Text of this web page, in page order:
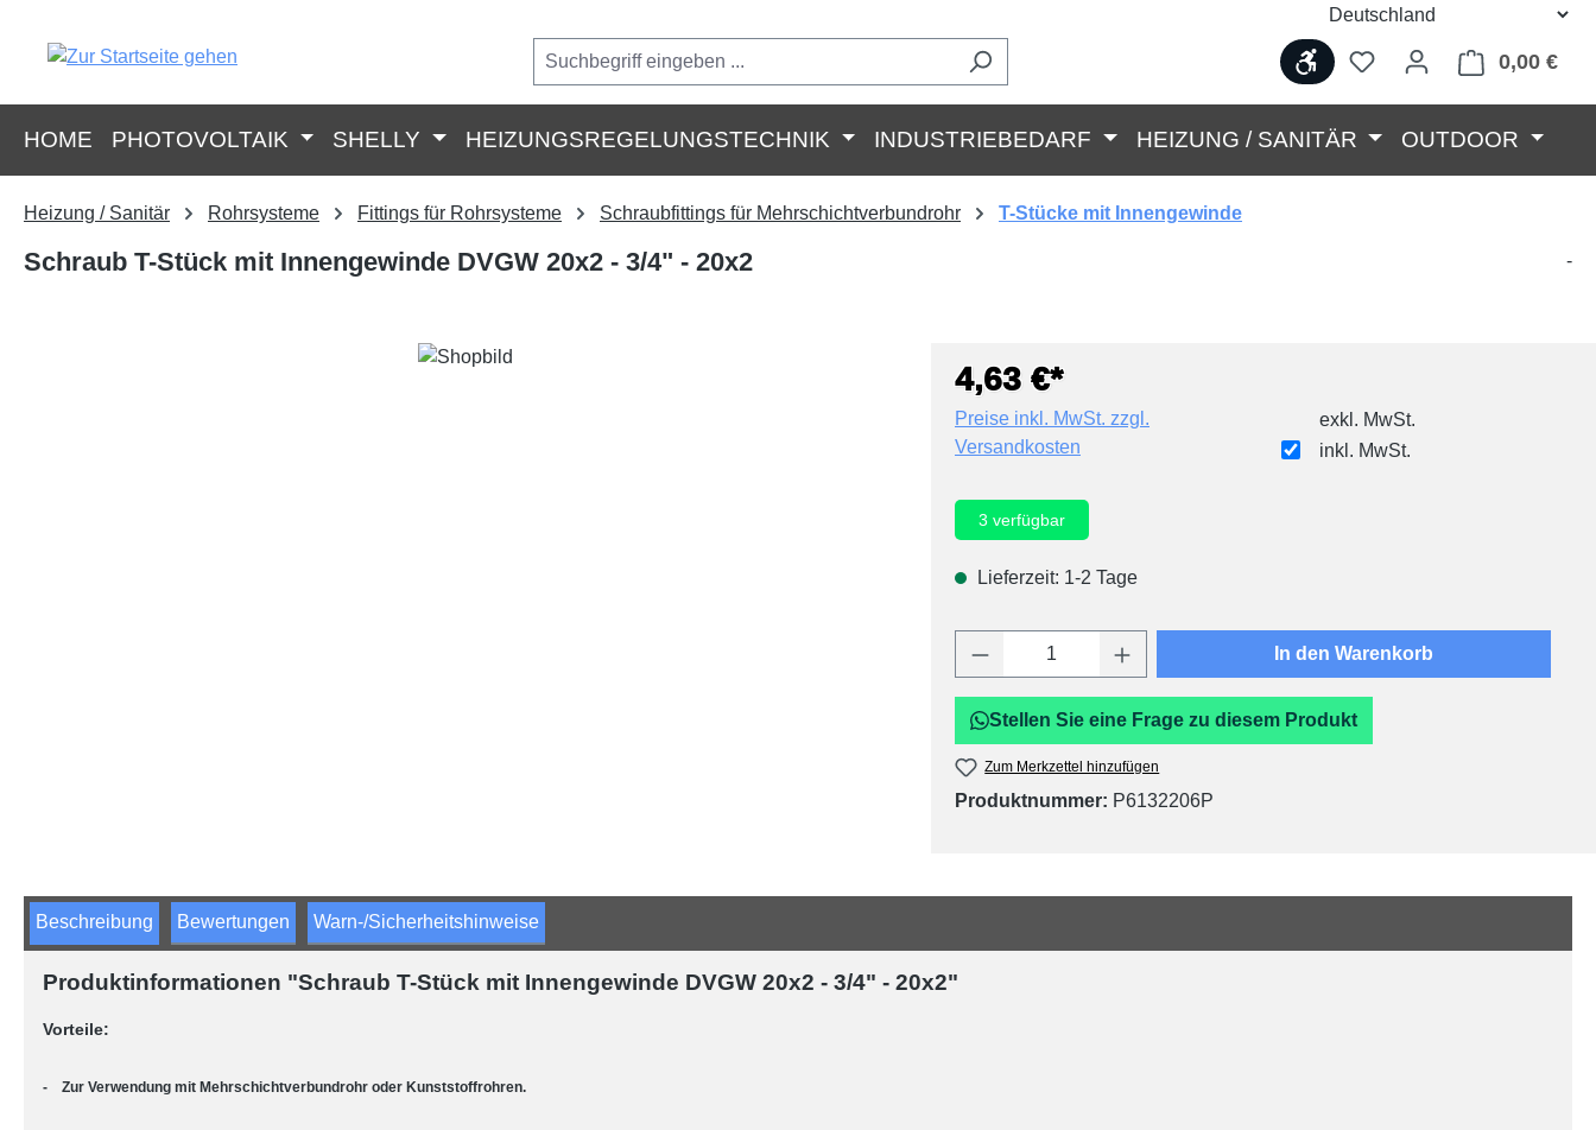
Werkzeugleiste anzeigen
0,00 €
HOME PHOTOVOLTAIK SHELLY HEIZUNGSREGELUNGSTECHNIK INDUSTRIEBEDARF HEIZUNG / SANITÄR OUTDOOR
Heizung / Sanitär Rohrsysteme Fittings für Rohrsysteme Schraubfittings für Mehrschichtverbundrohr T-Stücke mit Innengewinde
Schraub T-Stück mit Innengewinde DVGW 20x2 - 3/4" - 20x2 -
4,63 €*
Preise inkl. MwSt. zzgl.
Versandkosten
exkl. MwSt.
inkl. MwSt.
3 verfügbar
Lieferzeit: 1-2 Tage
Produkt Anzahl: Gib den gewünschten Wert ein
In den Warenkorb
Stellen Sie eine Frage zu diesem Produkt
Zum Merkzettel hinzufügen
Produktnummer: P6132206P
Beschreibung Bewertungen Warn-/Sicherheitshinweise
Produktinformationen "Schraub T-Stück mit Innengewinde DVGW 20x2 - 3/4" - 20x2"
Vorteile:
- Zur Verwendung mit Mehrschichtverbundrohr oder Kunststoffrohren.